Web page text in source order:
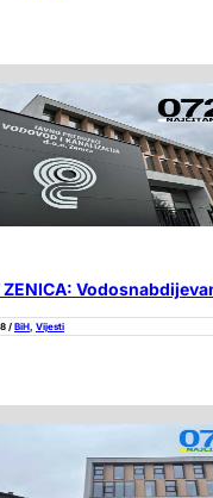
ZENICA:
/ BiH, Vijesti